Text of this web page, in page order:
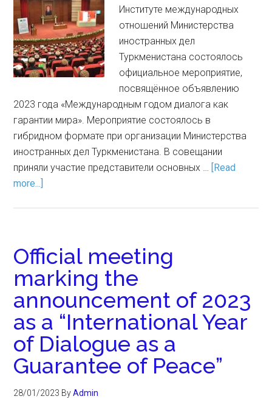
Институте международных
отношений Министерства
иностранных дел
Туркменистана состоялось
официальное мероприятие,
посвящённое объявлению
2023 года «Международным годом диалога как
гарантии мира». Мероприятие состоялось в
гибридном формате при организации Министерства
иностранных дел Туркменистана. В совещании
приняли участие представители основных … [Read
more...]
Official meeting
marking the
announcement of 2023
as a “International Year
of Dialogue as a
Guarantee of Peace”
28/01/2023 ByAdmin